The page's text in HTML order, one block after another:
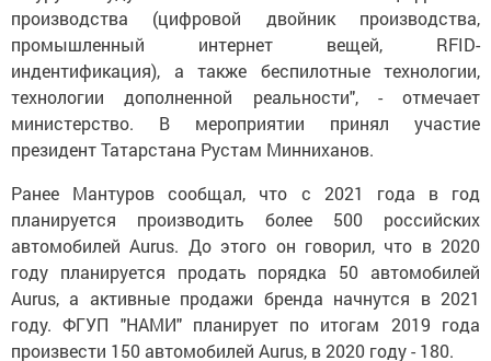
производства (цифровой двойник производства,
промышленный интернет вещей, RFID-
индентификация), а также беспилотные технологии,
технологии дополненной реальности", - отмечает
министерство. В мероприятии принял участие
президент Татарстана Рустам Минниханов.
Ранее Мантуров сообщал, что с 2021 года в год
планируется производить более 500 российских
автомобилей Aurus. До этого он говорил, что в 2020
году планируется продать порядка 50 автомобилей
Aurus, а активные продажи бренда начнутся в 2021
году. ФГУП "НАМИ" планирует по итогам 2019 года
произвести 150 автомобилей Aurus, в 2020 году - 180.